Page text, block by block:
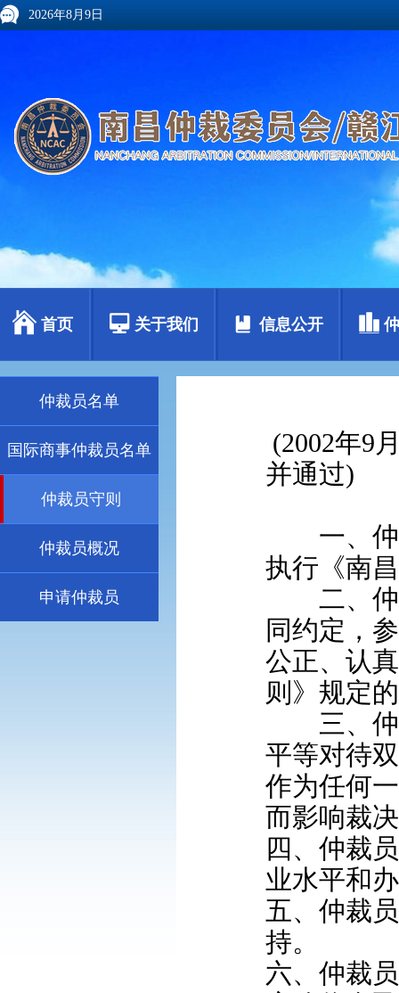
2026年8月9日
首页 关于我们 信息公开
(2002年9
并通过)
一、仲
执行《南
二、仲
同约定，
公正、认
则》规定
三、仲
平等对待
作为任何
而影响裁
四、仲裁
业水平和
五、仲裁
持。
六、仲裁
仲裁员名单
国际商事仲裁员名单
仲裁员守则
仲裁员概况
申请仲裁员